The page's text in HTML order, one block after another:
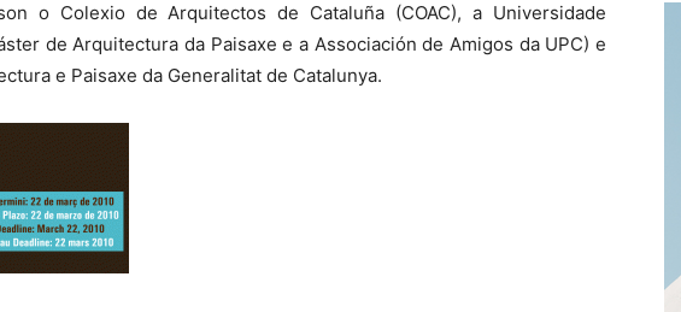
o Colexio de Arquitectos de Cataluña (COAC), a Universidade
de Arquitectura da Paisaxe e a Associación de Amigos da UPC) e
e Paisaxe da Generalitat de Catalunya.